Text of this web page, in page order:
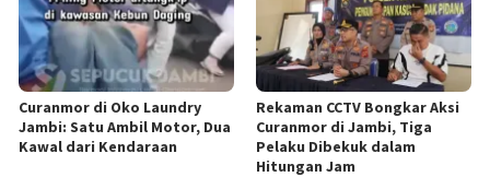
Curanmor di Oko Laundry
Jambi: Satu Ambil Motor, Dua
Kawal dari Kendaraan
Rekaman CCTV Bongkar Aksi
Curanmor di Jambi, Tiga
Pelaku Dibekuk dalam
Hitungan Jam